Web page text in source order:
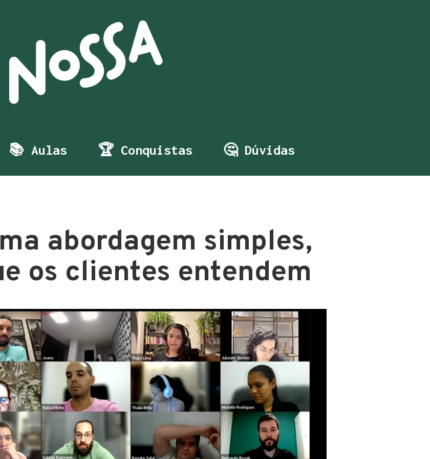
📚 Aulas 🏆 Conquistas 🤔 Dúvidas
abordagem simples,
os clientes entendem